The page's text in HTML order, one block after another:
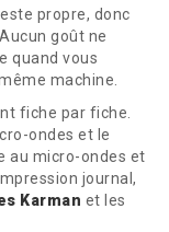
propre, donc
goût ne
quand vous
machine.
fiche par fiche.
ondes et le
au micro-ondes et
journal,
Karman et les